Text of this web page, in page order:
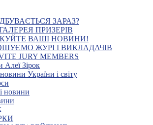
ЗАРАЗ?
ПРИЗЕРІВ
ВАШІ НОВИНИ!
ЖУРІ І ВИКЛАДАЧІВ
JURY MEMBERS
Алеї Зірок
України і світу
новини